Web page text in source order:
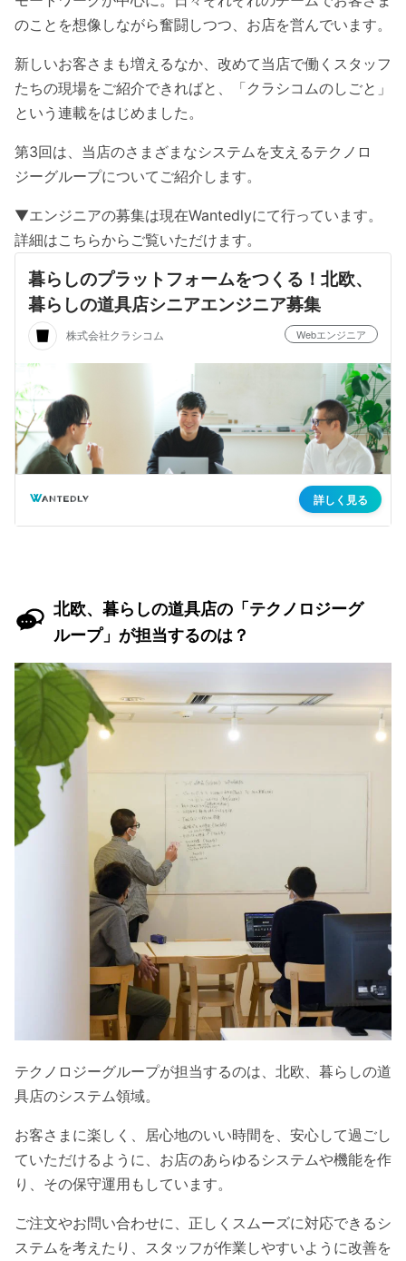
のことを想像しながら奮闘しつつ、お店を営んでいます。
新しいお客さまも増えるなか、改めて当店で働くスタッフ
たちの現場をご紹介できればと、「クラシコムのしごと」
という連載をはじめました。
第3回は、当店のさまざまなシステムを支えるテクノロ
ジーグループについてご紹介します。
▼エンジニアの募集は現在Wantedlyにて行っています。
詳細はこちらからご覧いただけます。
北欧、暮らしの道具店の「テクノロジーグ
ループ」が担当するのは？
テクノロジーグループが担当するのは、北欧、暮らしの道
具店のシステム領域。
お客さまに楽しく、居心地のいい時間を、安心して過ごし
ていただけるように、お店のあらゆるシステムや機能を作
り、その保守運用もしています。
ご注文やお問い合わせに、正しくスムーズに対応できるシ
ステムを考えたり、スタッフが作業しやすいように改善を